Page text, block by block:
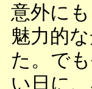
意外に
魅力的
た。で
い日に